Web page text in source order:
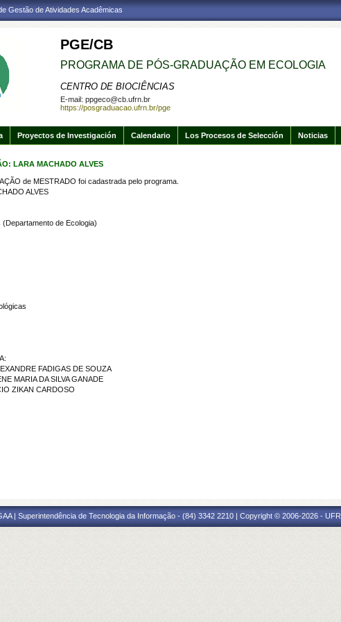
Gestão de Atividades Acadêmicas
PGE/CB
PROGRAMA DE PÓS-GRADUAÇÃO EM ECOLOGIA
CENTRO DE BIOCIÊNCIAS
E-mail: ppgeco@cb.ufrn.br
https://posgraduacao.ufrn.br/pge
Proyectos de Investigación Calendario Los Procesos de Selección Noticias
LARA MACHADO ALVES
de MESTRADO foi cadastrada pelo programa.
ALVES
de Ecologia)
FADIGAS DE SOUZA
MARIA DA SILVA GANADE
ZIKAN CARDOSO
| Superintendência de Tecnologia da Informação - (84) 3342 2210 | Copyright © 2006-2026 -